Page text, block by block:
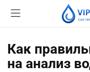
Как
на анализ